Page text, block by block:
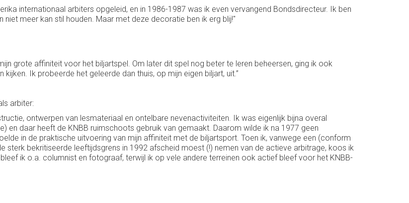
internationaal arbiters opgeleid, en in 1986-1987 was ik even vervangend Bondsdirecteur. Ik ben
meer kan stil houden. Maar met deze decoratie ben ik erg blij!"
grote affiniteit voor het biljartspel. Om later dit spel nog beter te leren beheersen, ging ik ook
Ik probeerde het geleerde dan thuis, op mijn eigen biljart, uit.”
arbiter:
ontwerpen van lesmateriaal en ontelbare nevenactiviteiten. Ik was eigenlijk bijna overal
en daar heeft de KNBB ruimschoots gebruik van gemaakt. Daarom wilde ik na 1977 geen
in de praktische uitvoering van mijn affiniteit met de biljartsport. Toen ik, vanwege een (conform
sterk bekritiseerde leeftijdsgrens in 1992 afscheid moest (!) nemen van de actieve arbitrage, koos ik
ik o.a. columnist en fotograaf, terwijl ik op vele andere terreinen ook actief bleef voor het KNBB-